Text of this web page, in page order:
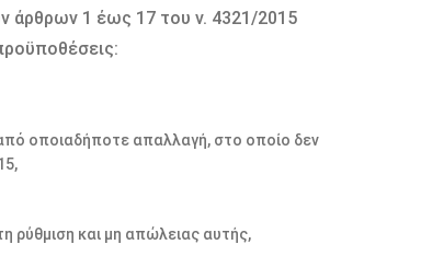
άρθρων 1 έως 17 του ν. 4321/2015
οποιαδήποτε απαλλαγή, στο οποίο δεν
ρύθμιση και μη απώλειας αυτής,